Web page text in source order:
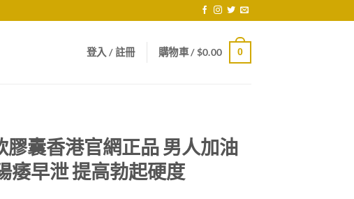
登入 / 註冊 購物車 /$0.00 0
膠囊香港官網正品 男人加油
痿早泄 提高勃起硬度